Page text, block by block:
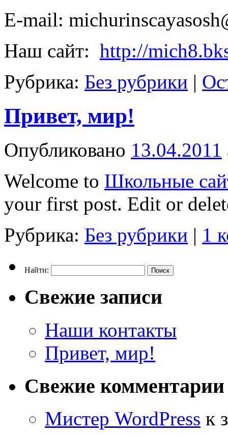
E-mail:
Наш сайт: http://
Рубрика: Без рубрики |
Привет, мир!
Опубликовано 13.04.2011
Welcome to Школьные
your first post. Edit or
Рубрика: Без рубрики | 1
Найти:
Свежие записи
Наши контакты
Привет, мир!
Свежие комментарии
Мистер WordPress к